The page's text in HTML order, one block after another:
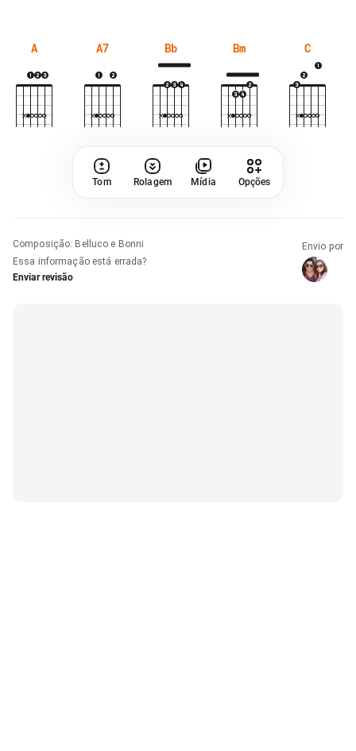
A A7 Bb Bm C
Tom Rolagem Mídia Opções
Composição: Belluco e Bonni
Essa informação está errada?
Enviar revisão
Envio por